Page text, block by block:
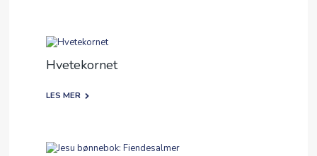
Hvetekornet
LES MER